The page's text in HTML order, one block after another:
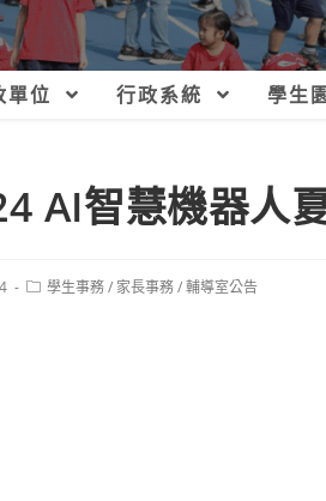
單位 行政系統 學生
AI智慧機器人
Post學生事務/ 家長事務/輔導室公告